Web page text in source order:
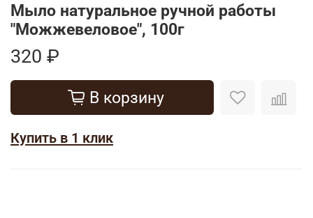
Мыло натуральное ручной работы
"Можжевеловое", 100г
320 ₽
В корзину
Купить в 1 клик